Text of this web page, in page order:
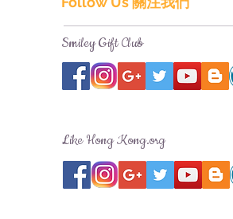
Smiley Gift Club
Like Hong Kong.org